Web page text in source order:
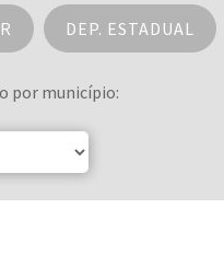
DEP. ESTADUAL
por município: